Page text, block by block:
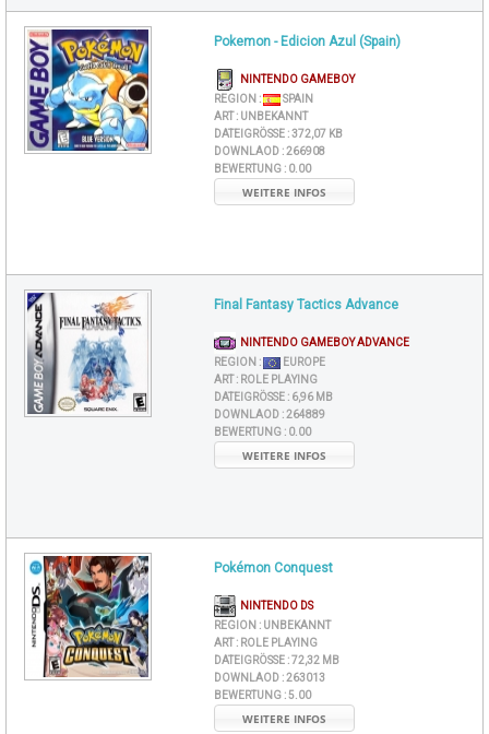
Pokemon - Edicion Azul (Spain)
NINTENDO GAMEBOY
REGION :
SPAIN
ART : UNBEKANNT
DATEIGRÖSSE : 372,07 KB
DOWNLAOD :266908
BEWERTUNG : 0.00
WEITERE INFOS
Final Fantasy Tactics Advance
NINTENDO GAMEBOY ADVANCE
REGION :
EUROPE
ART : ROLE PLAYING
DATEIGRÖSSE : 6,96 MB
DOWNLAOD :264889
BEWERTUNG : 0.00
WEITERE INFOS
Pokémon Conquest
NINTENDO DS
REGION : UNBEKANNT
ART : ROLE PLAYING
DATEIGRÖSSE : 72,32 MB
DOWNLAOD :263013
BEWERTUNG :5.00
WEITERE INFOS